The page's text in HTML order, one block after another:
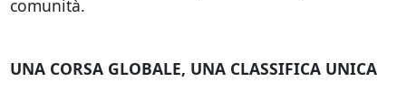
comunità.
UNA CORSA GLOBALE, UNA CLASSIFICA UNICA